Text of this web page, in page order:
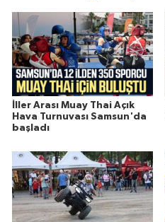
İller Arası Muay Thai Açık
Hava Turnuvası Samsun'da
başladı